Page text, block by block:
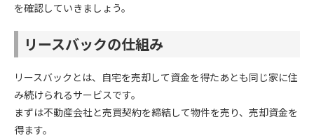
を確認していきましょう。
リースバックの仕組み
リースバックとは、自宅を売却して資金を得たあとも同じ家に住
み続けられるサービスです。
まずは不動産会社と売買契約を締結して物件を売り、売却資金を
得ます。